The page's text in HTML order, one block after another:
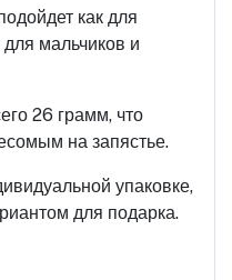
как для
мальчиков и
26 грамм, что
на запястье.
упаковке,
для подарка.